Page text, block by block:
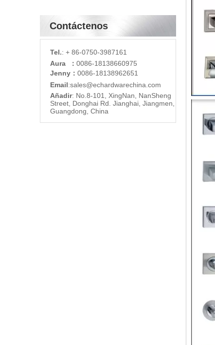
Contáctenos
Tel.: + 86-0750-3987161
Aura ： 0086-18138660975
Jenny： 0086-18138962651
Email:sales@echardwarechina.com
Añadir: No.8-101, XingNan, NanSheng
Street, Donghai Rd. Jianghai, Jiangmen,
Guangdong, China